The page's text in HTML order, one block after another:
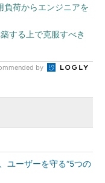
荷からエンジニアを
する上で克服すべき
by
ユーザーを守る“5つの